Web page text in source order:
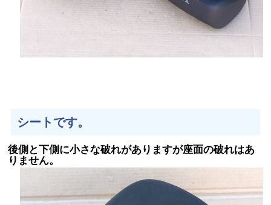
シートです。
後側と下側に小さな破れがありますが座面の破れはあ
りません。